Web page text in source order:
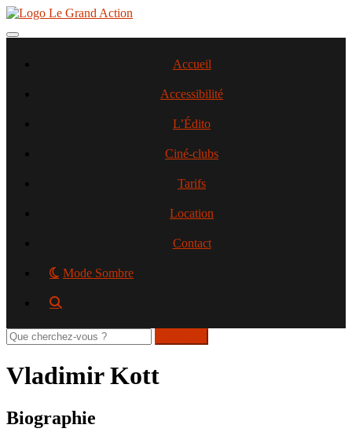
Aller
contenu
Toggle navigation
Accueil
Accessibilité
L’Édito
Ciné-clubs
Tarifs
Location
Contact
Mode Sombre
Rechercher
sur
site
Vladimir Kott
Biographie